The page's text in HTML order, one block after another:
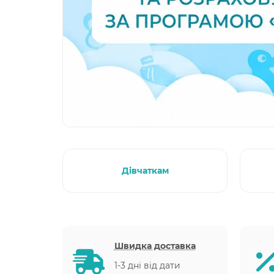
Дівчаткам
Швидка доставка
1-3 дні від дати